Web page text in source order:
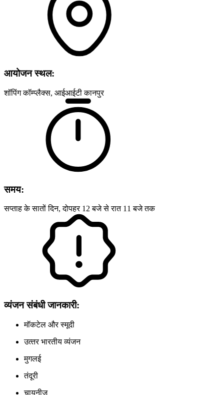
आयोजन स्थल:
शॉपिंग कॉम्‍प्‍लैक्‍स, आईआईटी कानपुर
समय:
सप्‍ताह के सातों दिन, दोपहर 12 बजे से रात 11 बजे तक
व्यंजन संबंधी जानकारी:
मॉकटेल और स्‍मूदी
उत्‍तर भारतीय व्‍यंजन
मुगलई
तंदूरी
चायनीज़